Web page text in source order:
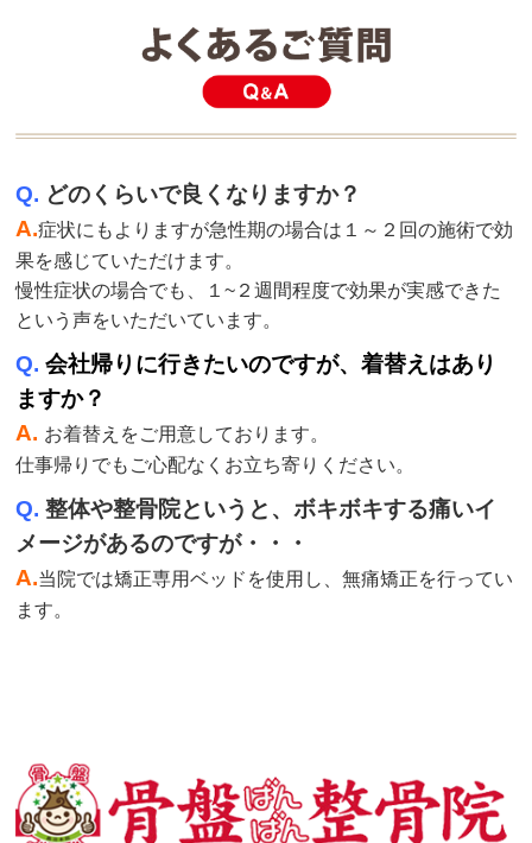
Q. どのくらいで良くなりますか？
A.症状にもよりますが急性期の場合は１～２回の施術で効
果を感じていただけます。
慢性症状の場合でも、１~２週間程度で効果が実感できた
という声をいただいています。
Q.会社帰りに行きたいのですが、着替えはあり
ますか？
A. お着替えをご用意しております。
仕事帰りでもご心配なくお立ち寄りください。
Q.整体や整骨院というと、ボキボキする痛いイ
メージがあるのですが・・・
A.当院では矯正専用ベッドを使用し、無痛矯正を行ってい
ます。